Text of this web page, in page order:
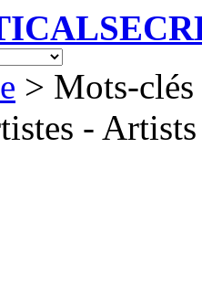
> Mots-
-